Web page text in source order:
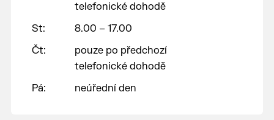
telefonické dohodě
St:
8.00 – 17.00
Čt:
pouze po předchozí
telefonické dohodě
Pá:
neúřední den